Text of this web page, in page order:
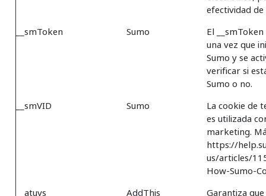
efectividad
__smToken
Sumo
El
una vez que
Sumo y se
verificar si
Sumo o no.
__smVID
Sumo
La cookie de
es utilizada
marketing.
https://
us/articles/
How-Sumo-
__atuvs
AddThis
Garantiza